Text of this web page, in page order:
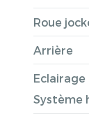
Roue
Arrière
Eclairage
Système